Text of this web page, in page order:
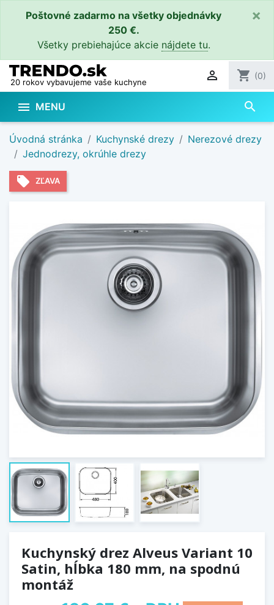
Poštovné zadarmo na všetky objednávky
250 €.
Všetky prebiehajúce akcie nájdete tu.
×
20 rokov vybavujeme vaše kuchyne  shopping_cart (0)
 MENU search
Úvodná stránka Kuchynské drezy
Nerezové drezy
Jednodrezy, okrúhle drezy
local_offer ZĽAVA
Kuchynský drez Alveus Variant 10
Satin, hĺbka 180 mm, na spodnú
montáž